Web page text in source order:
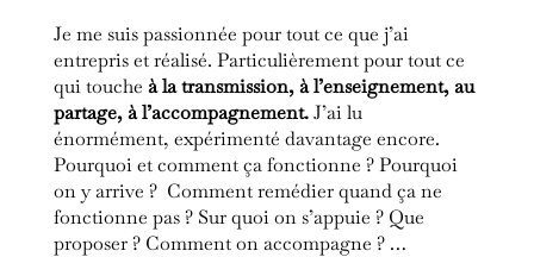
Je me suis passionnée pour tout ce que j’ai
entrepris et réalisé. Particulièrement pour tout ce
qui touche à la transmission, à l’enseignement, au
partage, à l’accompagnement.J’ai lu
énormément, expérimenté davantage encore.
Pourquoi et comment ça fonctionne ? Pourquoi
on y arrive ? Comment remédier quand ça ne
fonctionne pas ? Sur quoi on s’appuie ? Que
proposer ? Comment on accompagne ? …